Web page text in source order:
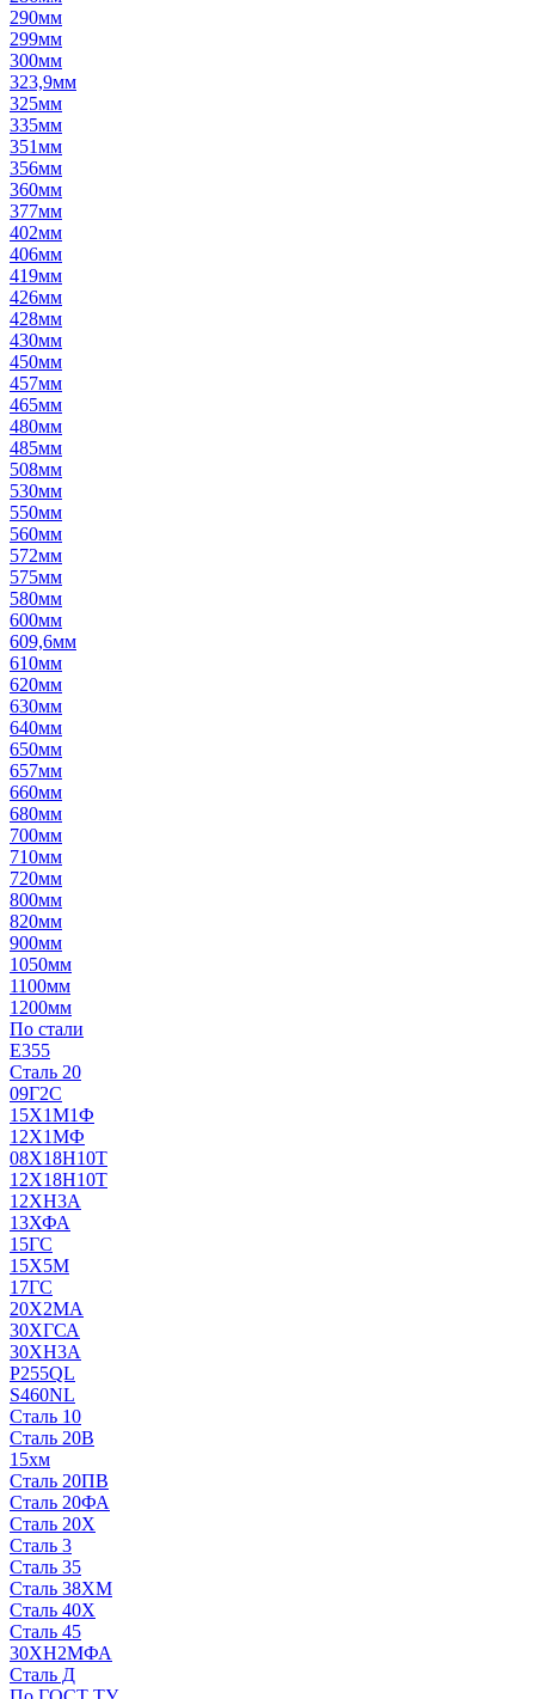
290мм
299мм
300мм
323,9мм
325мм
335мм
351мм
356мм
360мм
377мм
402мм
406мм
419мм
426мм
428мм
430мм
450мм
457мм
465мм
480мм
485мм
508мм
530мм
550мм
560мм
572мм
575мм
580мм
600мм
609,6мм
610мм
620мм
630мм
640мм
650мм
657мм
660мм
680мм
700мм
710мм
720мм
800мм
820мм
900мм
1050мм
1100мм
1200мм
По стали
E355
Сталь 20
09Г2С
15Х1М1Ф
12Х1МФ
08Х18Н10Т
12Х18Н10Т
12ХН3А
13ХФА
15ГС
15Х5М
17ГС
20Х2МА
30ХГСА
30ХН3А
P255QL
S460NL
Сталь 10
Сталь 20В
15хм
Сталь 20ПВ
Сталь 20ФА
Сталь 20Х
Сталь 3
Сталь 35
Сталь 38ХМ
Сталь 40Х
Сталь 45
30ХН2МФА
Сталь Д